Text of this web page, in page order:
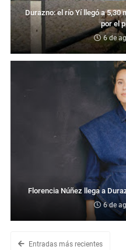
Durazno: el río Yí llegó a
por el
6 de
Florencia Núñez llega a
6 de
Entradas más recientes